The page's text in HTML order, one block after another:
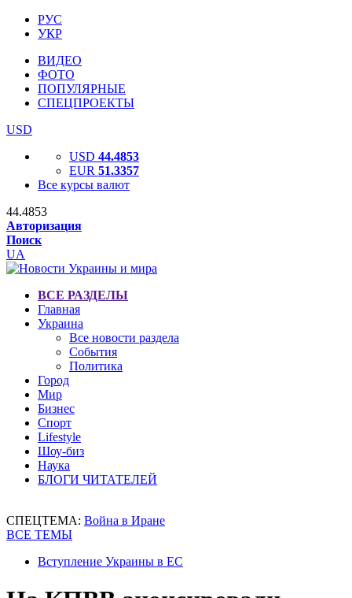
РУС
УКР
ВИДЕО
ФОТО
ПОПУЛЯРНЫЕ
СПЕЦПРОЕКТЫ
USD
USD 44.4853
EUR 51.3357
Все курсы валют
44.4853
Авторизация
Поиск
UA
ВСЕ РАЗДЕЛЫ
Главная
Украина
Все новости раздела
События
Политика
Город
Мир
Бизнес
Спорт
Lifestyle
Шоу-биз
Наука
БЛОГИ ЧИТАТЕЛЕЙ
СПЕЦТЕМА: Война в Иране
ВСЕ ТЕМЫ
Вступление Украины в ЕС